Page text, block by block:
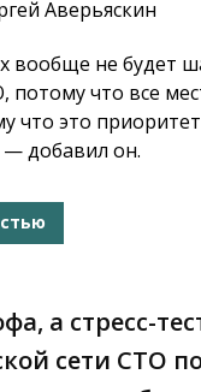
Аверьяскин
вообще не будет
потому что все
что это
добавил он.
а стресс-
сети СТО